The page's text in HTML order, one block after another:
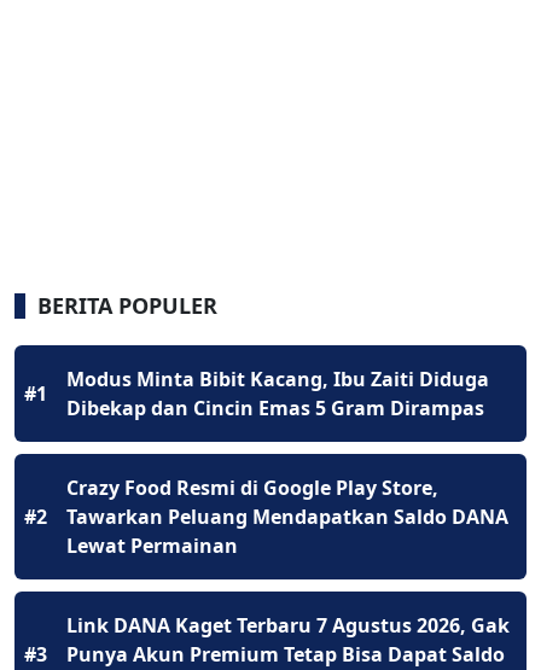
BERITA POPULER
#1
Modus Minta Bibit Kacang, Ibu Zaiti Diduga
Dibekap dan Cincin Emas 5 Gram Dirampas
#2
Crazy Food Resmi di Google Play Store,
Tawarkan Peluang Mendapatkan Saldo DANA
Lewat Permainan
#3
Link DANA Kaget Terbaru 7 Agustus 2026, Gak
Punya Akun Premium Tetap Bisa Dapat Saldo